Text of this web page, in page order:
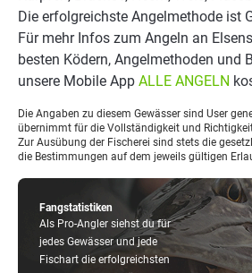
Fangstatistiken
Als Pro-Angler siehst du für
jedes Gewässer und jede
Fischart die erfolgreichsten
Die erfolgreichste Angelmethode ist
Für mehr Infos zum Angeln an
besten Ködern, Angelmethoden und
unsere Mobile App ALLE ANGELN
Die Angaben zu diesem Gewässer sind User
übernimmt für die Vollständigkeit und
Zur Ausübung der Fischerei sind stets die
die Bestimmungen auf dem jeweils gültigen